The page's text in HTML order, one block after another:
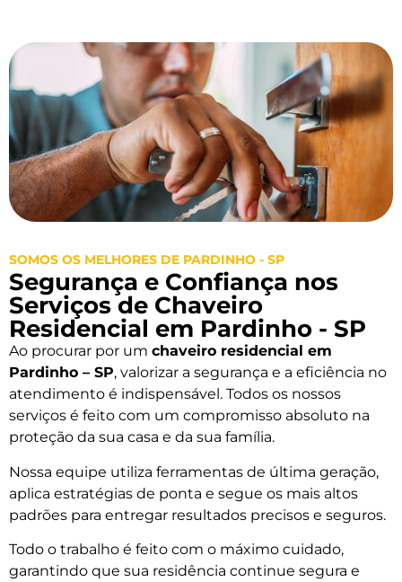
SOMOS OS MELHORES DE PARDINHO - SP
Segurança e Confiança nos
Serviços de Chaveiro
Residencial em Pardinho - SP
Ao procurar por um chaveiro residencial em
Pardinho – SP, valorizar a segurança e a eficiência no
atendimento é indispensável. Todos os nossos
serviços é feito com um compromisso absoluto na
proteção da sua casa e da sua família.
Nossa equipe utiliza ferramentas de última geração,
aplica estratégias de ponta e segue os mais altos
padrões para entregar resultados precisos e seguros.
Todo o trabalho é feito com o máximo cuidado,
garantindo que sua residência continue segura e